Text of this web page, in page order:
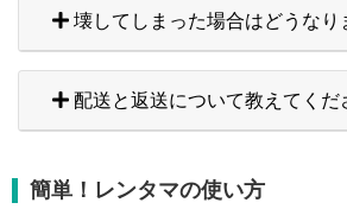
壊してしまった場合はどうなり
配送と返送について教えてくだ
簡単！レンタマの使い方